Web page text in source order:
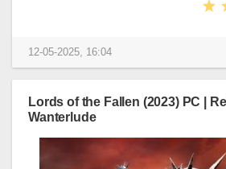
12-05-2025, 16:04
Lords of the Fallen (2023) PC |
Wanterlude